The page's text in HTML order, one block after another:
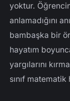
yoktur.
anlamadığını
bambaşka bir
hayatım
yargılarını
sınıf matematik